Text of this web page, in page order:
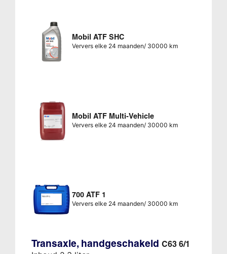
Mobil ATF SHC
Ververs elke 24 maanden/ 30000 km
Mobil ATF Multi-Vehicle
Ververs elke 24 maanden/ 30000 km
700 ATF 1
Ververs elke 24 maanden/ 30000 km
Transaxle, handgeschakeld C63 6/1